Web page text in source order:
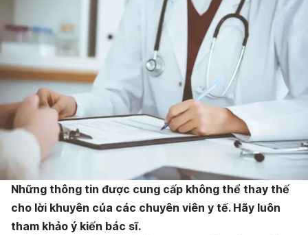
Những thông tin được cung cấp không thể thay thế
cho lời khuyên của các chuyên viên y tế. Hãy luôn
tham khảo ý kiến bác sĩ.